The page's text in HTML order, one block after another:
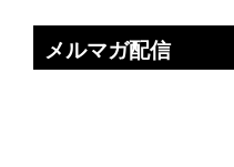
メルマガ配信